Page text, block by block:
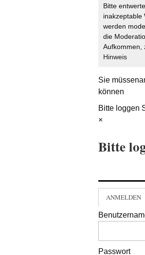
Bitte
inakzeptable
werden
die
Aufkommen,
Hinweis
Sie müssen
können
Bitte loggen
×
Bitte
ANMELDEN
Passwort